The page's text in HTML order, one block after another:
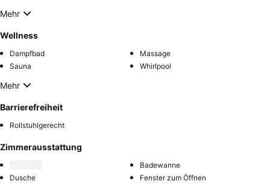
Mehr
Wellness
Dampfbad
Massage
Sauna
Whirlpool
Mehr
Barrierefreiheit
Rollstuhlgerecht
Zimmerausstattung
Badewanne
Dusche
Fenster zum Öffnen